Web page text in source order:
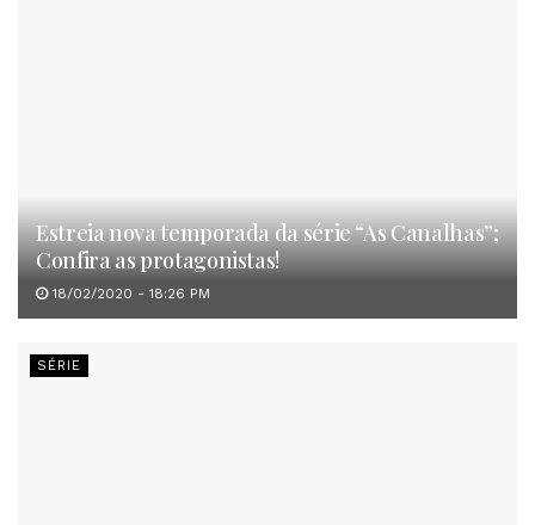
Estreia nova temporada da série “As Canalhas”;
Confira as protagonistas!
18/02/2020 - 18:26 PM
SÉRIE